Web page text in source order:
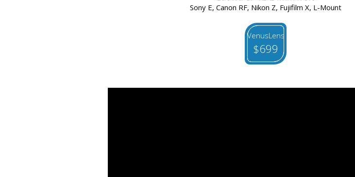
Sony E, Canon RF, Nikon Z, Fujifilm X, L-Mount
VenusLens
$699